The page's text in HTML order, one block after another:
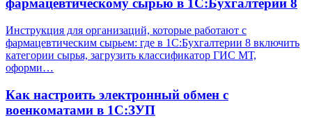
фармацевтическому сырью в 1С:Бухгалтерии 8
Инструкция для организаций, которые работают с
фармацевтическим сырьем: где в 1С:Бухгалтерии 8 включить
категории сырья, загрузить классификатор ГИС МТ,
оформи…
Как настроить электронный обмен с
военкоматами в 1С:ЗУП